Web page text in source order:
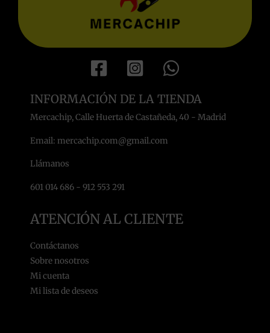
INFORMACIÓN DE LA TIENDA
Mercachip, Calle Huerta de Castañeda, 40 - Madrid
Email: mercachip.com@gmail.com
Llámanos
601 014 686 - 912 553 291
ATENCIÓN AL CLIENTE
Contáctanos
Sobre nosotros
Mi cuenta
Mi lista de deseos